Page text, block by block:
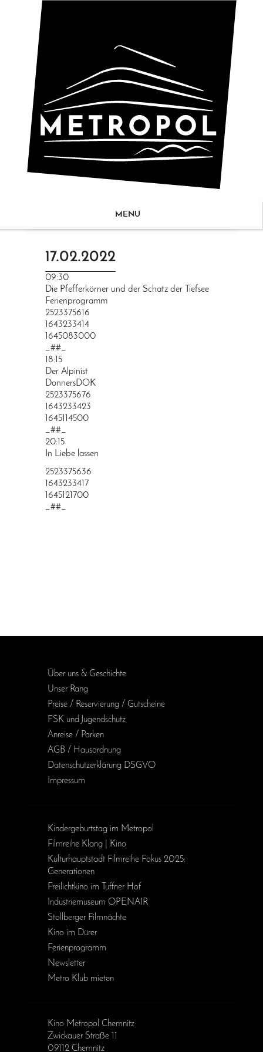
MENU
17.02.2022
09:30
Die Pfefferkörner und der Schatz der Tiefsee
Ferienprogramm
2523375616
1643233414
1645083000
_##_
18:15
Der Alpinist
DonnersDOK
2523375676
1643233423
1645114500
_##_
20:15
In Liebe lassen
2523375636
1643233417
1645121700
_##_
Über uns & Geschichte
Unser Rang
Preise / Reservierung / Gutscheine
FSK und Jugendschutz
Anreise / Parken
AGB / Haus­ordnung
Daten­schutz­erklärung DSGVO
Impressum
Kinder­geburts­tag im Metropol
Filmreihe Klang | Kino
Kulturhauptstadt Filmreihe Fokus 2025:
Generationen
Freilichtkino im Tuffner Hof
Industriemuseum OPENAIR
Stollberger Filmnächte
Kino im Dürer
Ferienprogramm
Newsletter
Metro Klub mieten
Kino Metropol Chemnitz
Zwickauer Straße 11
09112 Chemnitz